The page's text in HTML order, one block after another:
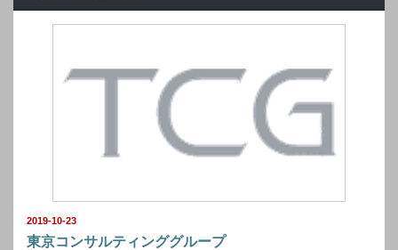
2019-10-23
東京コンサルティンググループ